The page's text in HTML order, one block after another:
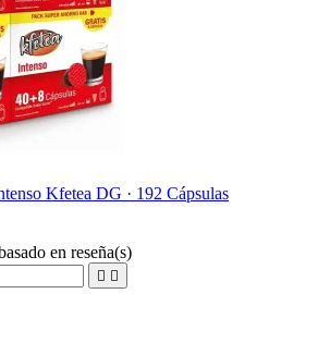
Kfetea DG · 192 Cápsulas
en reseña(s)
 